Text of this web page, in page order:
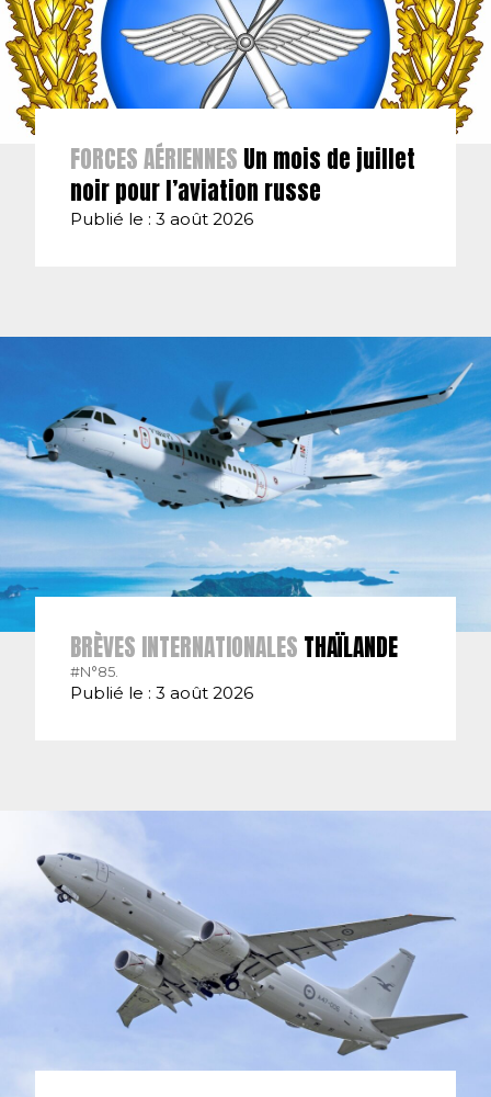
FORCES AÉRIENNES Un mois de juillet
noir pour l’aviation russe
Publié le : 3 août 2026
BRÈVES INTERNATIONALES THAÏLANDE
#N°85.
Publié le : 3 août 2026